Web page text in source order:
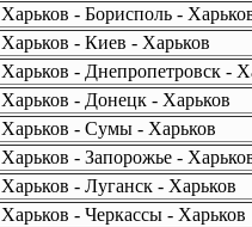
Харьков - Борисполь -
Харьков - Киев - Харьков
Харьков - Днепропетровск -
Харьков - Донецк - Харьков
Харьков - Сумы - Харьков
Харьков - Запорожье -
Харьков - Луганск - Харьков
Харьков - Черкассы - Харьков